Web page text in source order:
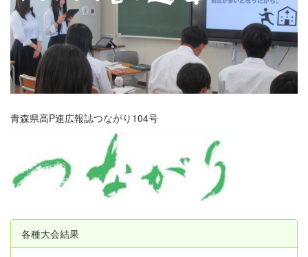
青森県高P連広報誌つながり104号
各種大会結果